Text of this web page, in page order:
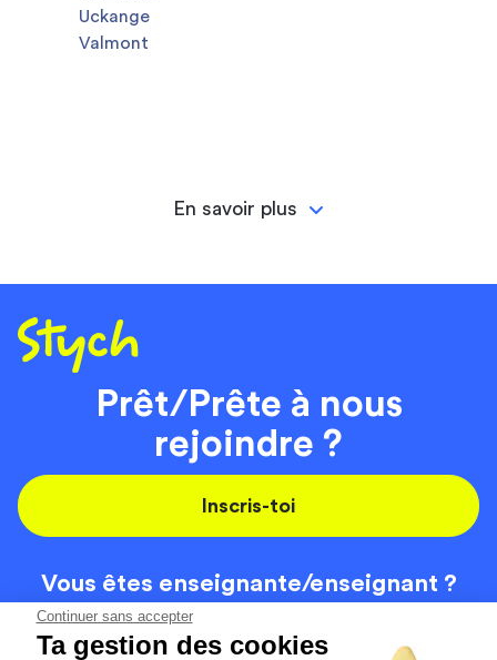
Continuer sans accepter
Ta gestion des cookies
Uckange
Valmont
En savoir plus
Prêt/Prête à nous
rejoindre ?
Inscris-toi
Vous êtes enseignante/enseignant ?
On recrute